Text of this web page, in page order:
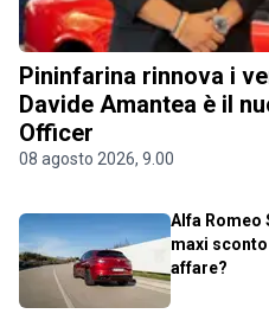
Pininfarina rinnova i
Davide Amantea è il
Officer
08 agosto 2026, 9.00
Alfa
maxi sconto
affare?